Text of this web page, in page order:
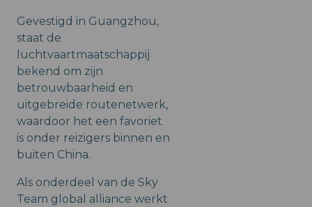
Gevestigd in Guangzhou,
staat de
luchtvaartmaatschappij
bekend om zijn
betrouwbaarheid en
uitgebreide routenetwerk,
waardoor het een favoriet
is onder reizigers binnen en
buiten China.
Als onderdeel van de Sky
Team global alliance werkt